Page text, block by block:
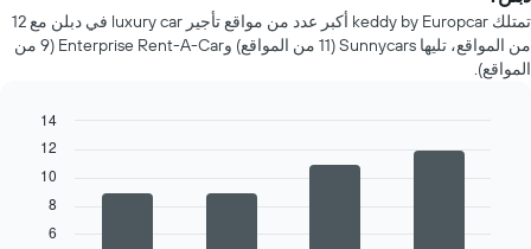
يتضمن
المخطط
1
محور
يعرض
تمتلك keddy by Europcar أكبر عدد من مواقع تأجير luxury car في دبلن مع 12
من المواقع، تليها Sunnycars (11 من المواقع) وEnterprise Rent-A-Car (9 من
المواقع).
6
8
10
12
14